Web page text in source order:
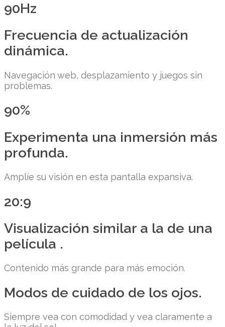
90Hz
Frecuencia de actualización
dinámica.
Navegación web, desplazamiento y juegos sin
problemas.
90%
Experimenta una inmersión más
profunda.
Amplíe su visión en esta pantalla expansiva.
20:9
Visualización similar a la de una
película .
Contenido más grande para más emoción.
Modos de cuidado de los ojos.
Siempre vea con comodidad y vea claramente a